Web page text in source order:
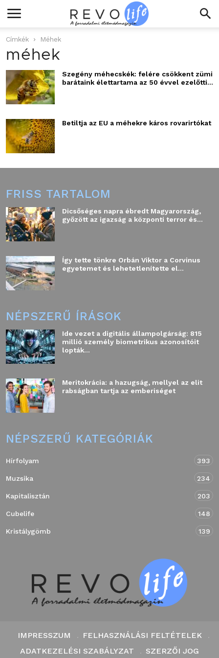
Címkék Méhek
méhek
Szegény méhecskék: felére csökkent zümi
barátaink élettartama az 50 évvel ezelőtti...
Betiltja az EU a méhekre káros rovarirtókat
FRISS TARTALOM
Dicsőséges napra ébredt Magyarország,
győzött az igazság a központi terror és...
Így tette tönkre Orbán Viktor a Corvinus
egyetemet és lehetetlenítette el...
NÉPSZERŰ ÍRÁSOK
Ide vezet a digitális állampolgárság: 815
millió személy biometrikus azonosítóit
lopták...
Meritokrácia: a hazugság, mellyel az elit
rabságban tartja az emberiséget
NÉPSZERŰ KATEGÓRIÁK
Hírfolyam 393
Muzsika 234
Kapitalisztán 203
Cubelife 148
Kristálygömb 139
IMPRESSZUM
FELHASZNÁLÁSI FELTÉTELEK
ADATKEZELÉSI SZABÁLYZAT
SZERZŐI JOG